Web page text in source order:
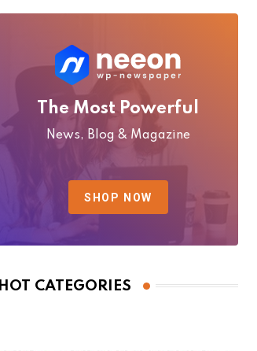
The Most Powerful
News, Blog & Magazine
SHOP NOW
HOT CATEGORIES